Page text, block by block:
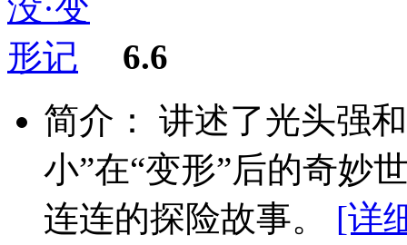
6.6
简介： 讲述了光头强和
小”在“变形”后的奇妙
连连的探险故事。 [详